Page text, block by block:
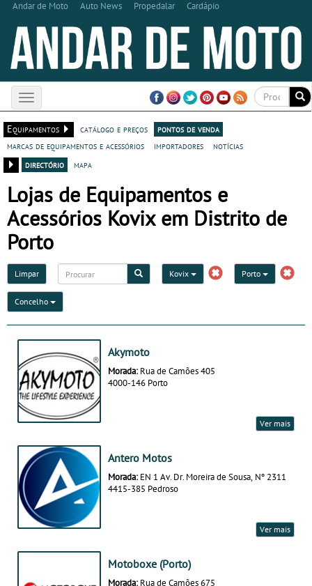
Andar de Moto Auto News Propedalar Cardápio
Toggle
navigation
Equipamentos
catálogo e preços
pontos de venda
marcas de equipamentos e acessórios
importadores
notícias
directório
mapa
Lojas de Equipamentos e
Acessórios Kovix em Distrito de
Porto
Limpar Kovix Porto
Concelho
Akymoto
Morada: Rua de Camões 405
4000-146 Porto
Ver mais
Antero Motos
Morada: EN 1 Av. Dr. Moreira de Sousa, Nº 2311
4415-385 Pedroso
Ver mais
Motoboxe (Porto)
Morada: Rua de Camões 675